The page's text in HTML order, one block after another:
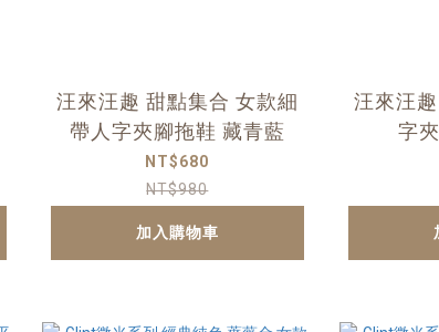
汪來汪趣 甜點集合 女款細
帶人字夾腳拖鞋 藏青藍
NT$680
NT$980
加入購物車
汪來汪
字